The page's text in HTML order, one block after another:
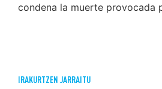
condena la muerte provocada
IRAKURTZEN JARRAITU